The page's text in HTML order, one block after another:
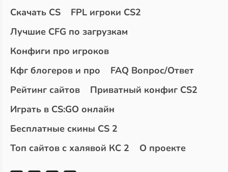
Скачать CS
FPL игроки CS2
Лучшие CFG по загрузкам
Конфиги про игроков
Кфг блогеров и про
FAQ Вопрос/Ответ
Рейтинг сайтов
Приватный конфиг CS2
Играть в CS:GO онлайн
Бесплатные скины CS 2
Топ сайтов с халявой КС 2
О проекте